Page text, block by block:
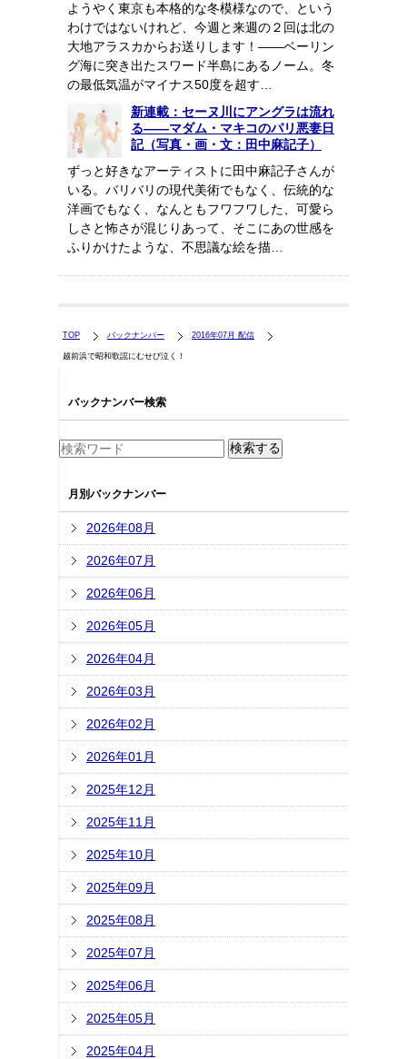
ようやく東京も本格的な冬模様なので、という
わけではないけれど、今週と来週の２回は北の
大地アラスカからお送りします！――ベーリン
グ海に突き出たスワード半島にあるノーム。冬
の最低気温がマイナス50度を超す…
新連載：セーヌ川にアングラは流れ
る――マダム・マキコのパリ悪妻日
記（写真・画・文：田中麻記子）
ずっと好きなアーティストに田中麻記子さんが
いる。バリバリの現代美術でもなく、伝統的な
洋画でもなく、なんともフワフワした、可愛ら
しさと怖さが混じりあって、そこにあの世感を
ふりかけたような、不思議な絵を描…
TOP バックナンバー 2016年07月 配信
越前浜で昭和歌謡にむせび泣く！
バックナンバー検索
月別バックナンバー
2026年08月
2026年07月
2026年06月
2026年05月
2026年04月
2026年03月
2026年02月
2026年01月
2025年12月
2025年11月
2025年10月
2025年09月
2025年08月
2025年07月
2025年06月
2025年05月
2025年04月